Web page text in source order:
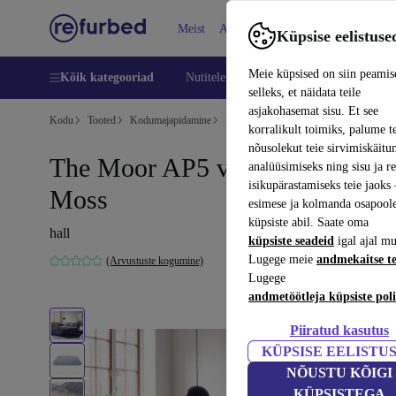
Küpsise
Meie küpsised on siin
selleks, et näidata teile
asjakohasemat sisu. Et see
korralikult toimiks, palume
nõusolekut teie
analüüsimiseks ning sisu ja
isikupärastamiseks teie
esimese ja kolmanda
küpsiste abil. Saate oma
küpsiste seadeid igal ajal
Lugege meie andmekaitse
Lugege
andmetöötleja küpsiste
Piiratud kasutus
KÜPSISE
NÕUSTU KÕIGI
Meist Abi
Kõik kategooriad Nutitelefoni Sülearvutid
Kodu Tooted Kodumajapidamine Mööbel
The Moor AP5 vaip vill Grey
Moss
hall
(Arvustuste kogumine)